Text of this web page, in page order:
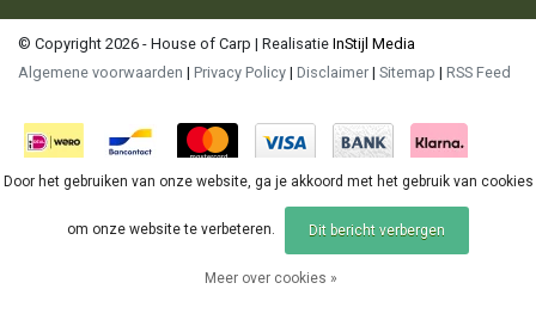
© Copyright 2026 - House of Carp | Realisatie InStijl Media
Algemene voorwaarden | Privacy Policy | Disclaimer | Sitemap | RSS Feed
Door het gebruiken van onze website, ga je akkoord met het gebruik van cookies
om onze website te verbeteren. Dit bericht verbergen
Meer over cookies »